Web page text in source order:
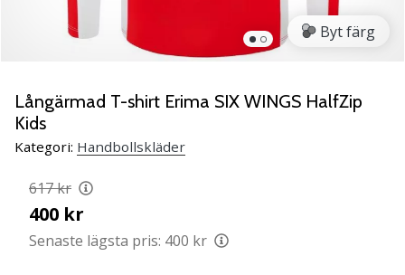
PUMA
Accelerate
NITRO
SQD
handbollsskorna!
Upptäck
de
Byt färg
Långärmad T-shirt Erima SIX WINGS HalfZip
Kids
Kategori: Handbollskläder
617 kr
400 kr
Senaste lägsta pris: 400 kr